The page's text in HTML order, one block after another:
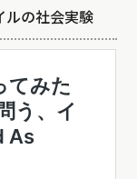
ルの社会実験